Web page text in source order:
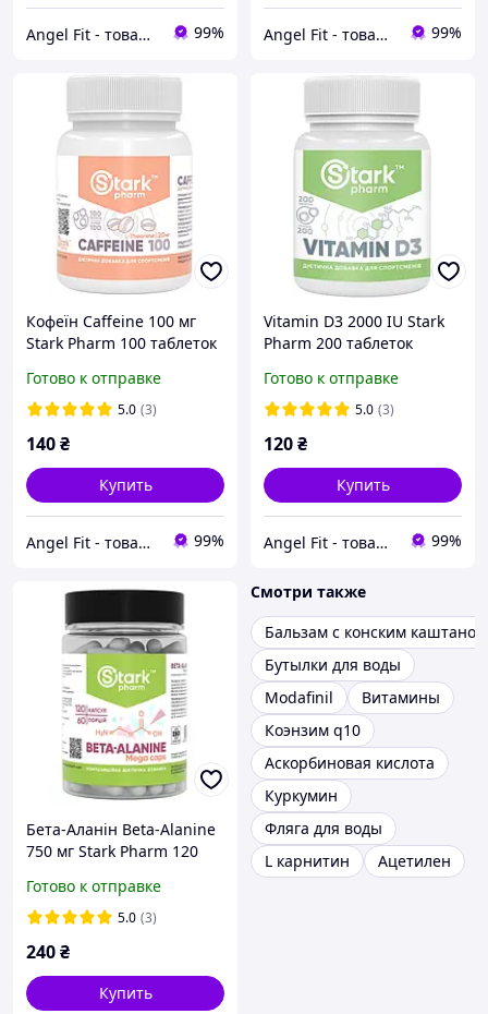
Angel Fit - товари для здоров'я, спорту та активного життя 99% Angel Fit - товари для здоров'я, спорту та активного життя 99%
Кофеїн Caffeine 100 мг
Stark Pharm 100 таблеток
Готово к отправке
5.0 (3)
140₴
Купить
Angel Fit - товари для здоров'я, спорту та активного життя 99%
Vitamin D3 2000 IU Stark
Pharm 200 таблеток
Готово к отправке
5.0 (3)
120₴
Купить
Angel Fit - товари для здоров'я, спорту та активного життя 99%
Бета-Аланін Beta-Alanine
750 мг Stark Pharm 120
Готово к отправке
5.0 (3)
240₴
Купить
Смотри также
Бальзам с конским каштаном
Бутылки для воды
Modafinil
Витамины
Коэнзим q10
Аскорбиновая кислота
Куркумин
Фляга для воды
L карнитин
Ацетилен